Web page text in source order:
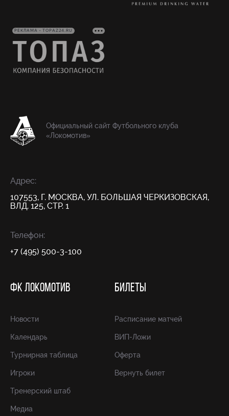
РЕКЛАМА • TOPAZ24.RU
Официальный сайт Футбольного клуба
«Локомотив»
Адрес:
107553, Г. МОСКВА, УЛ. БОЛЬШАЯ ЧЕРКИЗОВСКАЯ,
ВЛД. 125, СТР. 1
Телефон:
+7 (495) 500-3-100
ФК ЛОКОМОТИВ
Новости
Календарь
Турнирная таблица
Игроки
Тренерский штаб
Медиа
БИЛЕТЫ
Расписание матчей
ВИП-Ложи
Оферта
Вернуть билет